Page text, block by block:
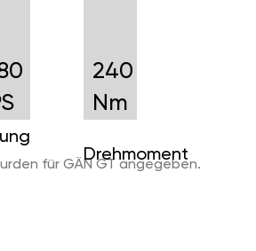
240
Nm
Drehmoment
für GÄN GT angegeben.